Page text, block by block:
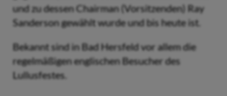
und zu dessen Chairman (Vorsitzenden) Ray
Sanderson gewählt wurde und bis heute ist.
Bekannt sind in Bad Hersfeld vor allem die
regelmäßigen englischen Besucher des
Lullusfestes.